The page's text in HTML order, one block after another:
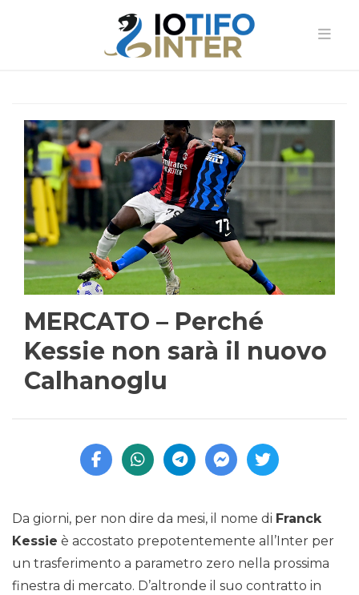
MERCATO – Perché
Kessie non sarà il nuovo
Calhanoglu
Da giorni, per non dire da mesi, il nome di Franck
Kessie è accostato prepotentemente all’Inter per
un trasferimento a parametro zero nella prossima
finestra di mercato. D’altronde il suo contratto in